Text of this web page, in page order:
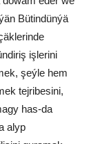
Bütindünýä
işlerini
şeýle hem
tejribesini,
has-da
alyp